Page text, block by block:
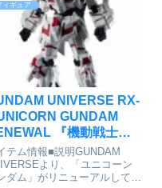
ィギュア
UNIVERSE RX-
GUNDAM
『機動戦士ガ
ムUC』[BANDAI
が予約受付開始
テム情報■説明GUNDAM
より、「ユニコーン
ダム」がリニューアルして登